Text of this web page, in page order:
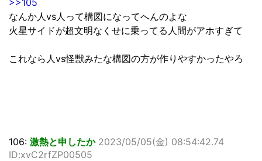
なんか人vs人って構図になってへんのよな
火星サイドが超文明なくせに乗ってる人間がアホすぎて
これなら人vs怪獣みたな構図の方が作りやすかったやろ
106: 激熱と申したか 2023/05/05(金) 08:54:42.74
ID:xvC2rfZP00505